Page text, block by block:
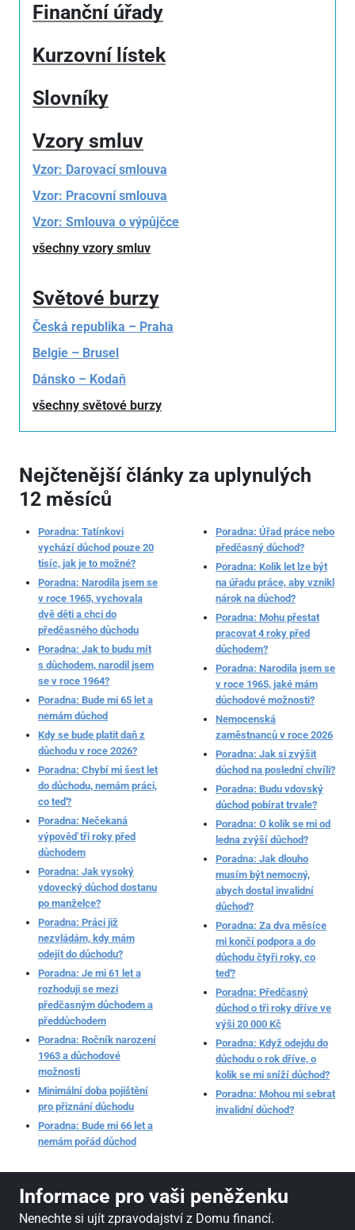
Finanční úřady
Kurzovní lístek
Slovníky
Vzory smluv
Vzor: Darovací smlouva
Vzor: Pracovní smlouva
Vzor: Smlouva o výpůjčce
všechny vzory smluv
Světové burzy
Česká republika – Praha
Belgie – Brusel
Dánsko – Kodaň
všechny světové burzy
Nejčtenější články za uplynulých
12 měsíců
Poradna: Tatínkovi
vychází důchod pouze 20
tisíc, jak je to možné?
Poradna: Narodila jsem se
v roce 1965, vychovala
dvě děti a chci do
předčasného důchodu
Poradna: Jak to budu mít
s důchodem, narodil jsem
se v roce 1964?
Poradna: Bude mi 65 let a
nemám důchod
Kdy se bude platit daň z
důchodu v roce 2026?
Poradna: Chybí mi šest let
do důchodu, nemám práci,
co teď?
Poradna: Nečekaná
výpověď tři roky před
důchodem
Poradna: Jak vysoký
vdovecký důchod dostanu
po manželce?
Poradna: Práci již
nezvládám, kdy mám
odejít do důchodu?
Poradna: Je mi 61 let a
rozhoduji se mezi
předčasným důchodem a
předdůchodem
Poradna: Ročník narození
1963 a důchodové
možnosti
Minimální doba pojištění
pro přiznání důchodu
Poradna: Bude mi 66 let a
nemám pořád důchod
Poradna: Úřad práce nebo
předčasný důchod?
Poradna: Kolik let lze být
na úřadu práce, aby vznikl
nárok na důchod?
Poradna: Mohu přestat
pracovat 4 roky před
důchodem?
Poradna: Narodila jsem se
v roce 1965, jaké mám
důchodové možnosti?
Nemocenská
zaměstnanců v roce 2026
Poradna: Jak si zvýšit
důchod na poslední chvíli?
Poradna: Budu vdovský
důchod pobírat trvale?
Poradna: O kolik se mi od
ledna zvýší důchod?
Poradna: Jak dlouho
musím být nemocný,
abych dostal invalidní
důchod?
Poradna: Za dva měsíce
mi končí podpora a do
důchodu čtyři roky, co
teď?
Poradna: Předčasný
důchod o tři roky dříve ve
výši 20 000 Kč
Poradna: Když odejdu do
důchodu o rok dříve, o
kolik se mi sníží důchod?
Poradna: Mohou mi sebrat
invalidní důchod?
Informace pro vaši peněženku
Nenechte si ujít zpravodajství z Domu financí.